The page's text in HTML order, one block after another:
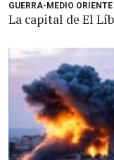
GUERRA-MEDIO ORIENTE
La capital de El